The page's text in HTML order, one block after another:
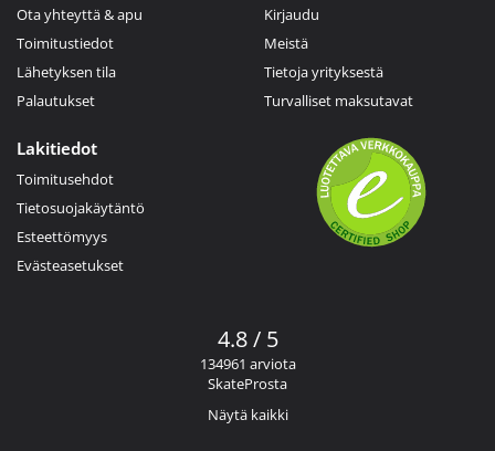
Ota yhteyttä & apu
Toimitustiedot
Lähetyksen tila
Palautukset
Kirjaudu
Meistä
Tietoja yrityksestä
Turvalliset maksutavat
Lakitiedot
Toimitusehdot
Tietosuojakäytäntö
Esteettömyys
Evästeasetukset
4.8 / 5
134961 arviota
SkateProsta
Näytä kaikki